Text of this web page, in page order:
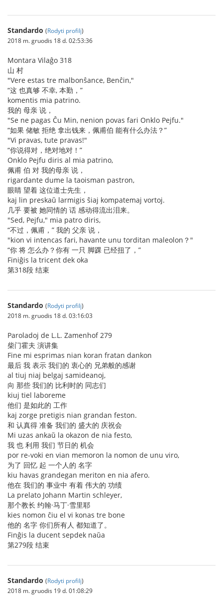
Standardo (Rodyti profilį)
2018 m. gruodis 18 d. 02:53:36
Montara Vilaĝo 318
山 村
"Vere estas tre malbonŝance, Benĉin,"
“这 也真够 不幸, 本勤，”
komentis mia patrino.
我的 母亲 说，
"Se ne pagas Ĉu Min, nenion povas fari Onklo Pejfu."
“如果 储敏 拒绝 拿出钱来，佩甫伯 能有什么办法？”
"Vi pravas, tute pravas!"
“你说得对，绝对地对！”
Onklo Pejfu diris al mia patrino,
佩甫 伯 对 我的母亲 说，
rigardante dume la taoisman pastron,
眼睛 望着 这位道士先生，
kaj lin preskaŭ larmigis ŝiaj kompatemaj vortoj.
几乎 要被 她同情的 话 感动得流出泪来。
"Sed, Pejfu," mia patro diris,
“不过，佩甫，” 我的 父亲 说，
"kion vi intencas fari, havante unu torditan maleolon？"
“你 将 怎么办？你有 一只 脚踝 已经扭了，”
Finiĝis la tricent dek oka
第318段 结束
Standardo (Rodyti profilį)
2018 m. gruodis 18 d. 03:16:03
Paroladoj de L.L. Zamenhof 279
柴门霍夫 演讲集
Fine mi esprimas nian koran fratan dankon
最后 我 表示 我们的 衷心的 兄弟般的感谢
al tiuj niaj belgaj samideanoj,
向 那些 我们的 比利时的 同志们
kiuj tiel laboreme
他们 是如此的 工作
kaj zorge pretigis nian grandan feston.
和 认真得 准备 我们的 盛大的 庆祝会
Mi uzas ankaŭ la okazon de nia festo,
我 也 利用 我们 节日的 机会
por re-voki en vian memoron la nomon de unu viro,
为了 回忆 起 一个人的 名字
kiu havas grandegan meriton en nia afero.
他在 我们的 事业中 有着 伟大的 功绩
La prelato Johann Martin schleyer,
那个教长 约翰·马丁·雪里耶
kies nomon ĉiu el vi konas tre bone
他的 名字 你们所有人 都知道了。
Finĝis la ducent sepdek naŭa
第279段 结束
Standardo (Rodyti profilį)
2018 m. gruodis 19 d. 01:08:29